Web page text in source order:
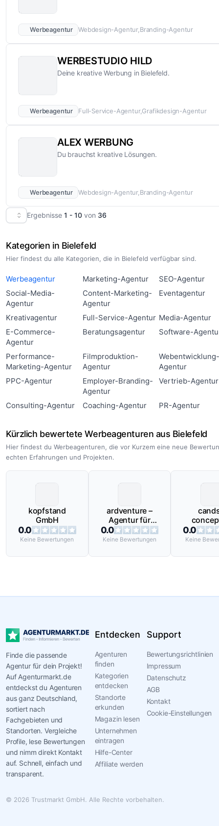
Werbeagentur Webdesign-Agentur Branding-Agentur
WERBESTUDIO HILD
Deine kreative Werbung in Bielefeld.
Werbeagentur Full-Service-Agentur Grafikdesign-Agentur
ALEX WERBUNG
Du brauchst kreative Lösungen.
Werbeagentur Webdesign-Agentur Branding-Agentur
Ergebnisse 1 - 10 von 36
Kategorien in Bielefeld
Hier findest du alle Kategorien, die in Bielefeld verfügbar sind.
Werbeagentur Marketing-Agentur
SEO-Agentur
Social-Media-
Agentur
Content-Marketing-
Agentur
Eventagentur
Kreativagentur Full-Service-Agentur Media-Agentur
E-Commerce-
Agentur
Beratungsagentur Software-
Performance-
Marketing-Agentur
Filmproduktion-
Agentur
Agentur
PPC-Agentur
Employer-Branding-
Agentur
Vertrieb-Agentur
Consulting-Agentur Coaching-Agentur PR-Agentur
Kürzlich bewertete Werbeagenturen aus Bielefeld
Hier findest du Werbeagenturen, die vor Kurzem eine neue
echten Erfahrungen und Projekten.
kopfstand
GmbH
0.0
Keine Bewertungen
ardventure –
Agentur für
visuelle
Kommunikation
0.0
Keine Bewertungen
0.0
Keine
Finde die passende
Agentur für dein Projekt!
Auf Agenturmarkt.de
entdeckst du Agenturen
aus ganz Deutschland,
sortiert nach
Fachgebieten und
Standorten. Vergleiche
Profile, lese Bewertungen
und nimm direkt Kontakt
auf. Schnell, einfach und
transparent.
Entdecken
Agenturen
finden
Kategorien
entdecken
Standorte
erkunden
Magazin lesen
Unternehmen
eintragen
Hilfe-Center
Affiliate werden
Support
Bewertungsrichtlinien
Impressum
Datenschutz
AGB
Kontakt
Cookie-Einstellungen
© 2026 Trustmarkt GmbH. Alle Rechte vorbehalten.